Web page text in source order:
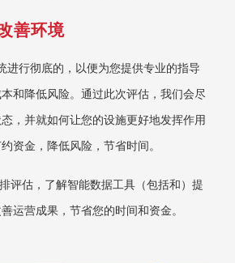
善环境
进行彻底的，以便为您提供专业的指导
和降低风险。通过此次评估，我们会尽
，并就如何让您的设施更好地发挥作用
资金，降低风险，节省时间。
评估，了解智能数据工具（包括和）提
运营成果，节省您的时间和资金。